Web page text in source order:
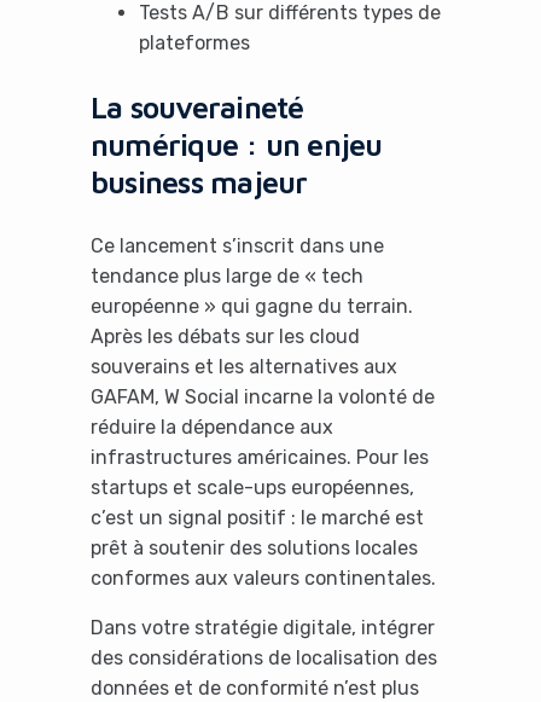
Tests A/B sur différents types de
plateformes
La souveraineté
numérique : un enjeu
business majeur
Ce lancement s’inscrit dans une
tendance plus large de « tech
européenne » qui gagne du terrain.
Après les débats sur les cloud
souverains et les alternatives aux
GAFAM, W Social incarne la volonté de
réduire la dépendance aux
infrastructures américaines. Pour les
startups et scale-ups européennes,
c’est un signal positif : le marché est
prêt à soutenir des solutions locales
conformes aux valeurs continentales.
Dans votre stratégie digitale, intégrer
des considérations de localisation des
données et de conformité n’est plus